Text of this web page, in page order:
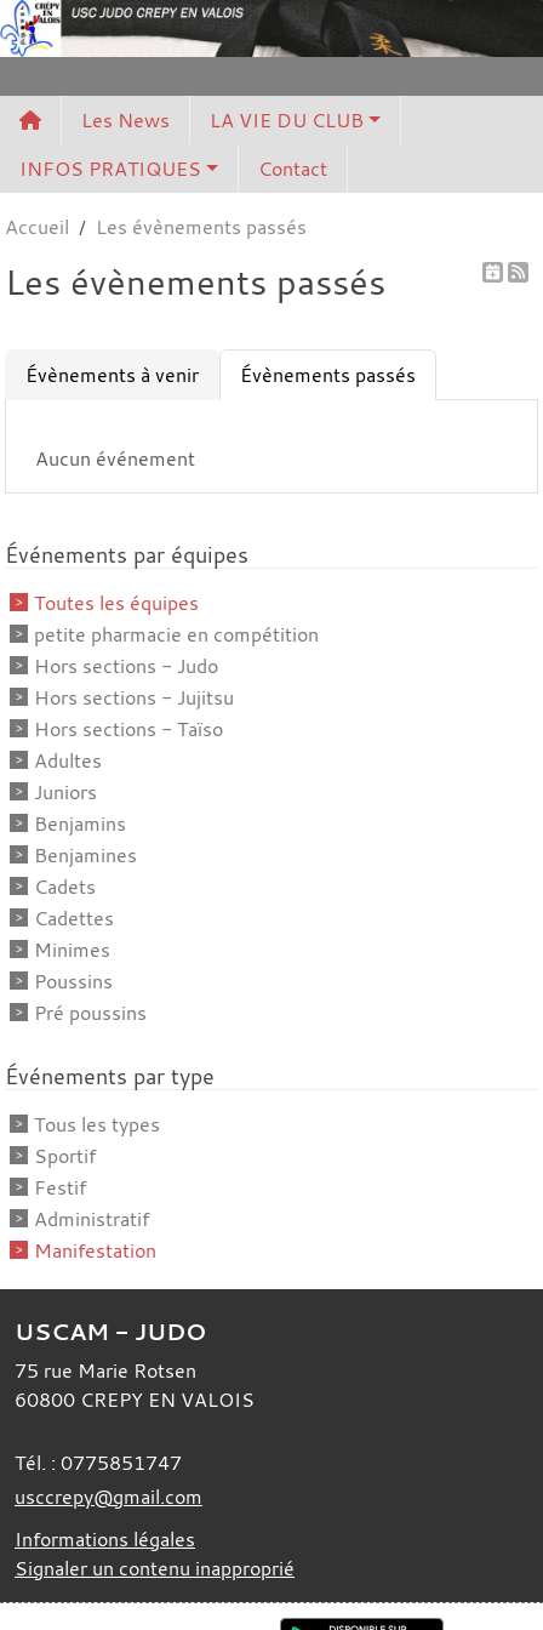
Les News
LA VIE DU CLUB
INFOS PRATIQUES
Contact
Accueil Les évènements passés
Les évènements passés
Évènements à venir Évènements passés
Aucun événement
Événements par équipes
Toutes les équipes
petite pharmacie en compétition
Hors sections - Judo
Hors sections - Jujitsu
Hors sections - Taïso
Adultes
Juniors
Benjamins
Benjamines
Cadets
Cadettes
Minimes
Poussins
Pré poussins
Événements par type
Tous les types
Sportif
Festif
Administratif
Manifestation
USCAM - JUDO
75 rue Marie Rotsen
60800 CREPY EN VALOIS
Tél. : 0775851747
usccrepy@gmail.com
Informations légales
Signaler un contenu inapproprié
Panneau de gestion des cookies